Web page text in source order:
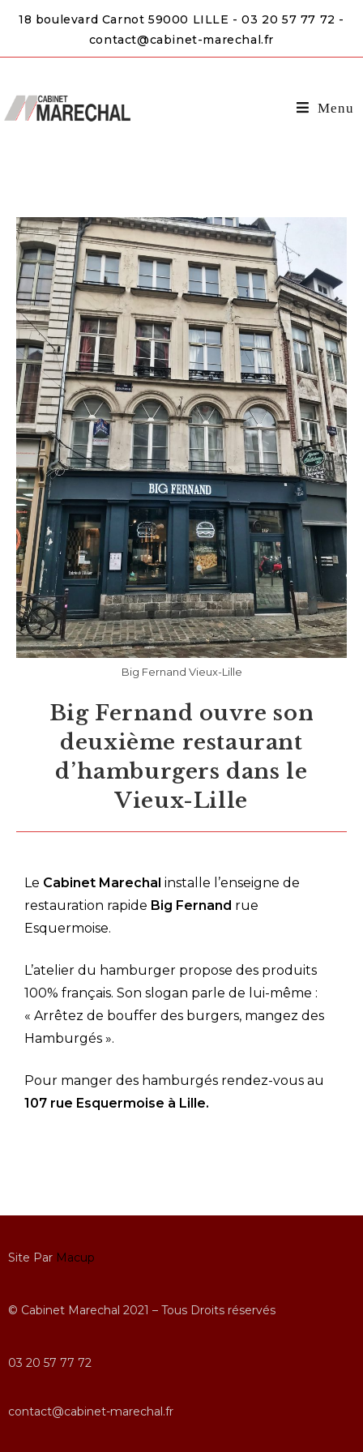
18 boulevard Carnot 59000 LILLE - 03 20 57 77 72 -
contact@cabinet-marechal.fr
Menu
Big Fernand Vieux-Lille
Big Fernand ouvre son
deuxième restaurant
d’hamburgers dans le
Vieux-Lille
Le Cabinet Marechal installe l’enseigne de
restauration rapide Big Fernand rue
Esquermoise.
L’atelier du hamburger propose des produits
100% français. Son slogan parle de lui-même :
« Arrêtez de bouffer des burgers, mangez des
Hamburgés ».
Pour manger des hamburgés rendez-vous au
107 rue Esquermoise à Lille.
Site Par Macup
© Cabinet Marechal 2021 – Tous Droits réservés
03 20 57 77 72
contact@cabinet-marechal.fr